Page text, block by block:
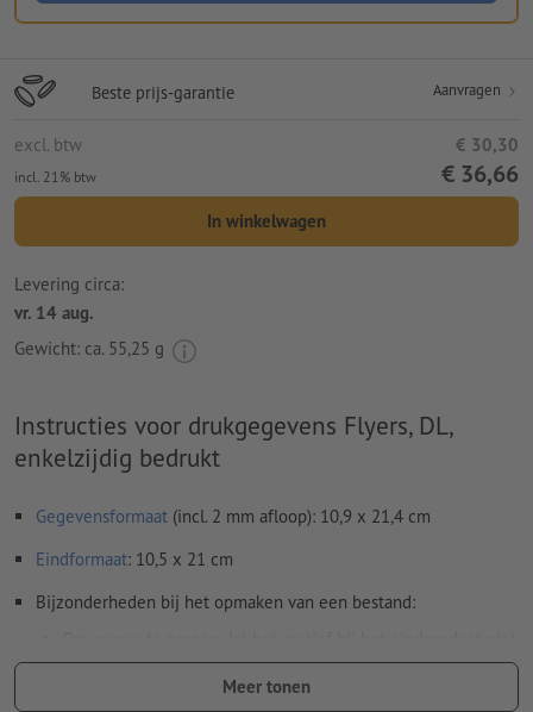
Beste prijs-garantie Aanvragen
excl. btw € 30,30
incl. 21% btw € 36,66
In winkelwagen
Levering circa:
vr. 14 aug.
Gewicht: ca. 55,25 g
Instructies voor drukgegevens Flyers, DL,
enkelzijdig bedrukt
Gegevensformaat (incl. 2 mm afloop): 10,9 x 21,4 cm
Eindformaat: 10,5 x 21 cm
Bijzonderheden bij het opmaken van een bestand:
op de kop staat, dient in het opgemaakte bestand rekening
te worden gehouden met deleesrichting
Meer tonen